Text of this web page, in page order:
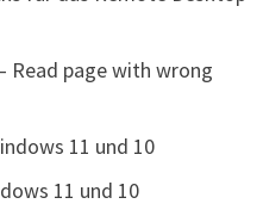
Read page with wrong
11 und 10
11 und 10